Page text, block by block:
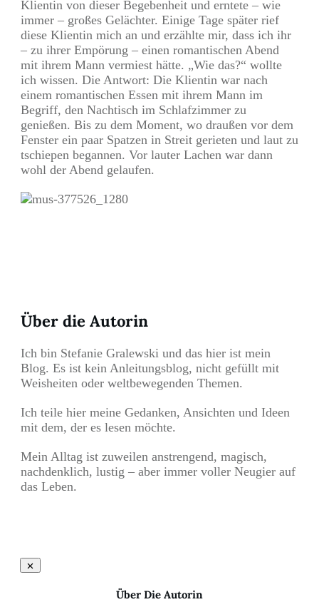
Klientin von dieser Begebenheit und erntete – wie
immer – großes Gelächter. Einige Tage später rief
diese Klientin mich an und erzählte mir, dass ich ihr
– zu ihrer Empörung – einen romantischen Abend
mit ihrem Mann vermiest hätte. „Wie das?“ wollte
ich wissen. Die Antwort: Die Klientin war nach
einem romantischen Essen mit ihrem Mann im
Begriff, den Nachtisch im Schlafzimmer zu
genießen. Bis zu dem Moment, wo draußen vor dem
Fenster ein paar Spatzen in Streit gerieten und laut zu
tschiepen begannen. Vor lauter Lachen war dann
wohl der Abend gelaufen.
Über die Autorin
Ich bin Stefanie Gralewski und das hier ist mein
Blog. Es ist kein Anleitungsblog, nicht gefüllt mit
Weisheiten oder weltbewegenden Themen.
Ich teile hier meine Gedanken, Ansichten und Ideen
mit dem, der es lesen möchte.
Mein Alltag ist zuweilen anstrengend, magisch,
nachdenklich, lustig – aber immer voller Neugier auf
das Leben.
Über Die Autorin